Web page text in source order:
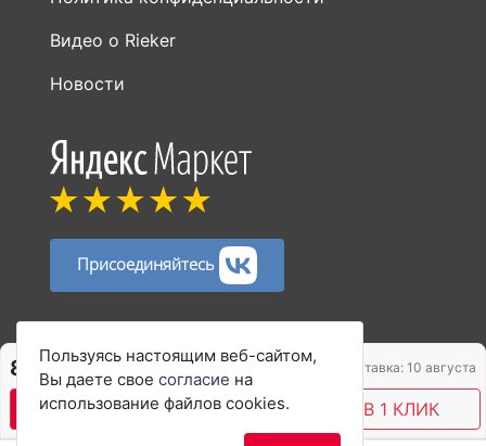
Видео о Rieker
Новости
Присоединяйтесь
Пользуясь настоящим веб-сайтом,
Вы даете свое согласие на
использование файлов cookies.
8 450 ₽ Доставка: 10 августа
В КОРЗИНУ КУПИТЬ В 1 КЛИК